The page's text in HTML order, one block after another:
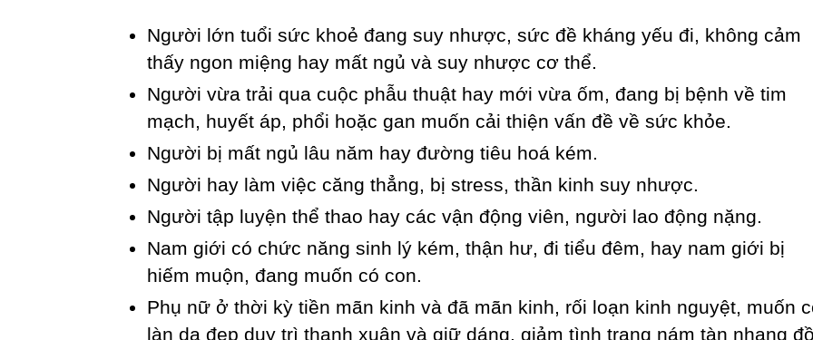
Người lớn tuổi sức khoẻ đang suy nhược, sức đề kháng yếu đi, không cảm
thấy ngon miệng hay mất ngủ và suy nhược cơ thể.
Người vừa trải qua cuộc phẫu thuật hay mới vừa ốm, đang bị bệnh về tim
mạch, huyết áp, phổi hoặc gan muốn cải thiện vấn đề về sức khỏe.
Người bị mất ngủ lâu năm hay đường tiêu hoá kém.
Người hay làm việc căng thẳng, bị stress, thần kinh suy nhược.
Người tập luyện thể thao hay các vận động viên, người lao động nặng.
Nam giới có chức năng sinh lý kém, thận hư, đi tiểu đêm, hay nam giới bị
hiếm muộn, đang muốn có con.
Phụ nữ ở thời kỳ tiền mãn kinh và đã mãn kinh, rối loạn kinh nguyệt, muốn
làn da đẹp duy trì thanh xuân và giữ dáng, giảm tình trạng nám tàn nhang